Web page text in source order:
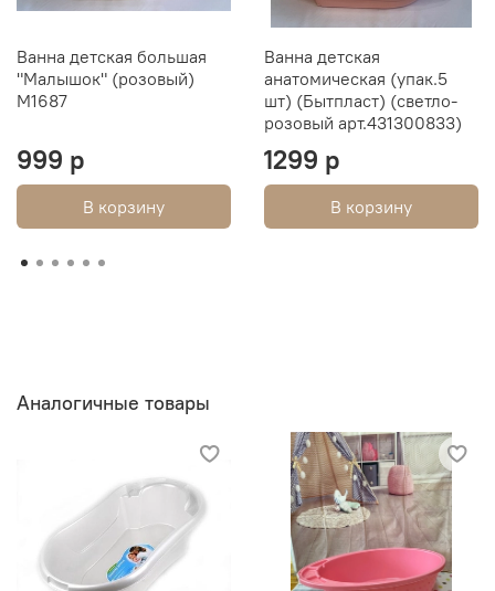
Ванна детская большая
"Малышок" (розовый)
М1687
999 р
В корзину
Ванна детская
анатомическая (упак.5
шт) (Бытпласт) (светло-
розовый арт.431300833)
1299 р
В корзину
Аналогичные товары